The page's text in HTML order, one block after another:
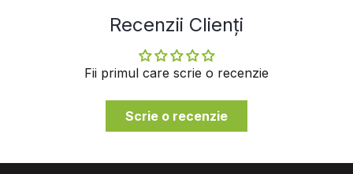
Recenzii Clienți
Fii primul care scrie o recenzie
Scrie o recenzie